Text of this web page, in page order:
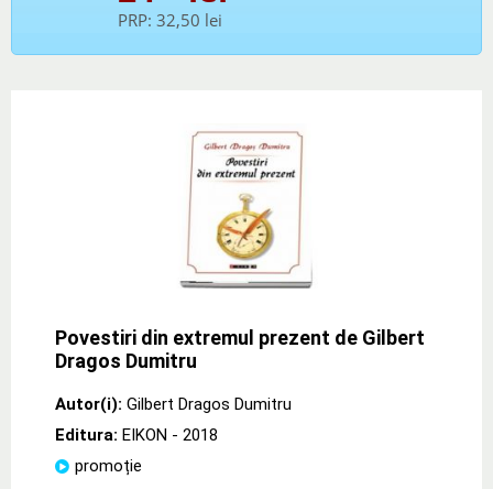
PRP: 32,50 lei
Povestiri din extremul prezent de Gilbert
Dragos Dumitru
Autor(i): Gilbert Dragos Dumitru
Editura: EIKON - 2018
promoție